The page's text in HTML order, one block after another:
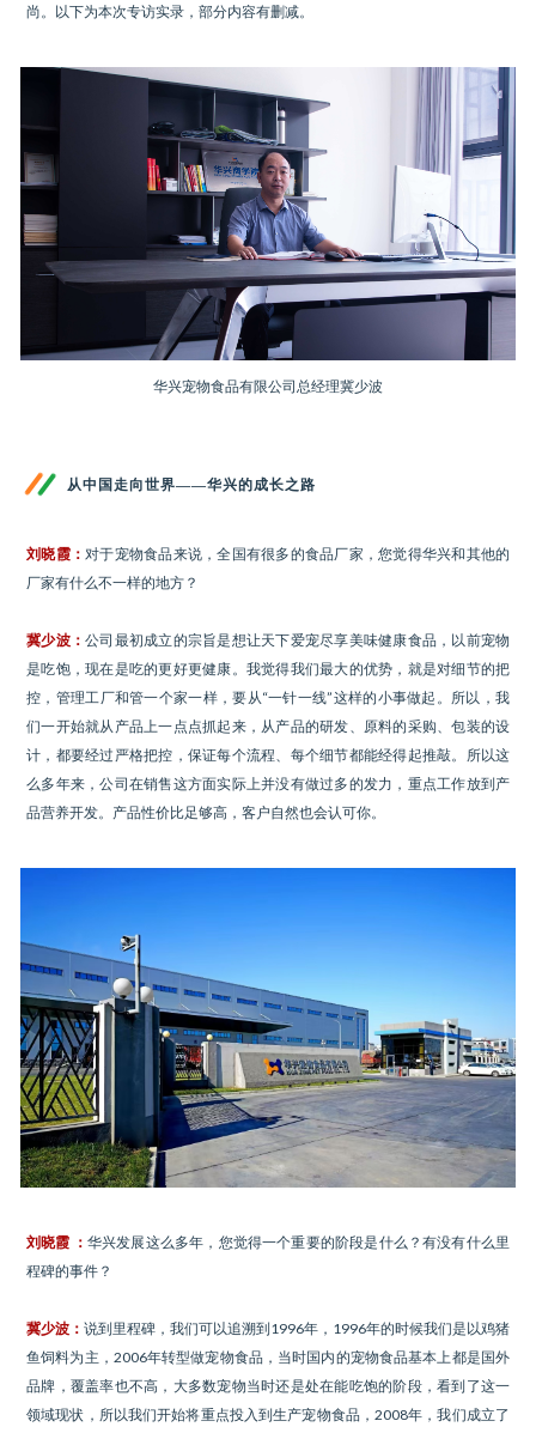
尚。以下为本次专访实录，部分内容有删减。
华兴宠物食品有限公司总经理冀少波
从中国走向世界——华兴的成长之路
刘晓霞： 对于宠物食品来说，全国有很多的食品厂家，您觉得华兴和其他的
厂家有什么不一样的地方？
冀少波： 公司最初成立的宗旨是想让天下爱宠尽享美味健康食品，以前宠物
是吃饱，现在是吃的更好更健康。我觉得我们最大的优势，就是对细节的把
控，管理工厂和管一个家一样，要从“一针一线”这样的小事做起。所以，我
们一开始就从产品上一点点抓起来，从产品的研发、原料的采购、包装的设
计，都要经过严格把控，保证每个流程、每个细节都能经得起推敲。所以这
么多年来，公司在销售这方面实际上并没有做过多的发力，重点工作放到产
品营养开发。产品性价比足够高，客户自然也会认可你。
刘晓霞 ： 华兴发展这么多年，您觉得一个重要的阶段是什么？有没有什么里
程碑的事件？
冀少波： 说到里程碑，我们可以追溯到1996年，1996年的时候我们是以鸡猪
鱼饲料为主，2006年转型做宠物食品，当时国内的宠物食品基本上都是国外
品牌，覆盖率也不高，大多数宠物当时还是处在能吃饱的阶段，看到了这一
领域现状，所以我们开始将重点投入到生产宠物食品，2008年，我们成立了